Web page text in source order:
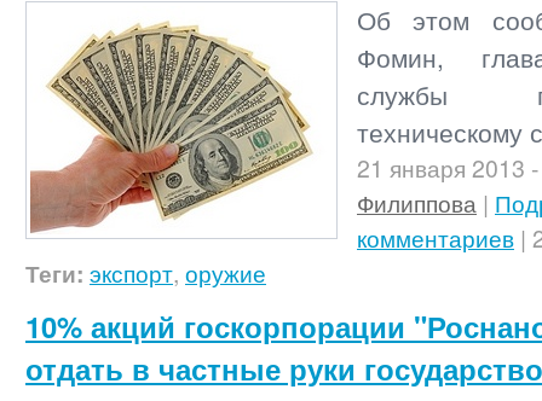
Об этом
Фомин,
службы
техническому
21 января 2013
Филиппова |
комментариев |
Теги: экспорт, оружие
10% акций госкорпорации
отдать в частные руки государство